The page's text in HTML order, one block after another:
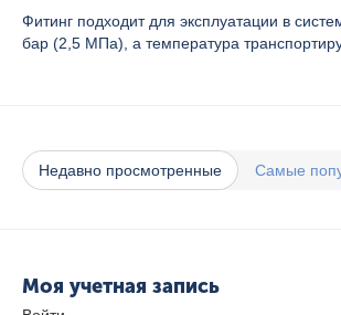
Фитинг подходит для эксплуатации в
бар (2,5 МПа), а температура
Недавно просмотренные Самые
Моя учетная запись